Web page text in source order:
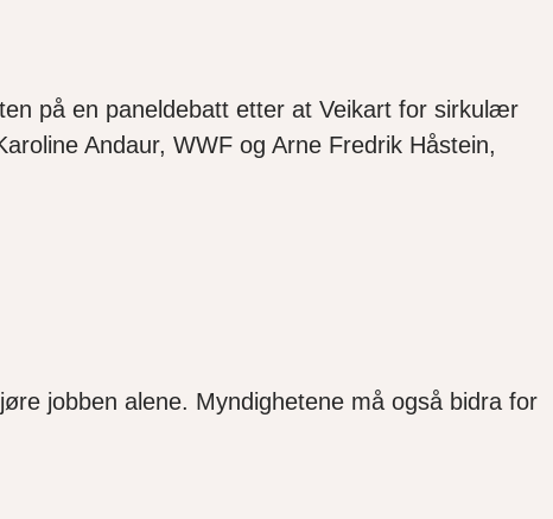
på en paneldebatt etter at Veikart for sirkulær
Andaur, WWF og Arne Fredrik Håstein,
jobben alene. Myndighetene må også bidra for